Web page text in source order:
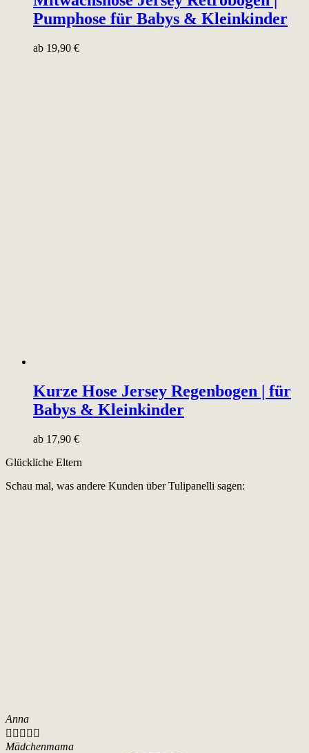
Pumphose für Babys & Kleinkinder
ab 19,90 €
Kurze Hose Jersey Regenbogen | für
Babys & Kleinkinder
ab 17,90 €
Glückliche Eltern
Schau mal, was andere Kunden über Tulipanelli sagen:
Anna
    
Mädchenmama